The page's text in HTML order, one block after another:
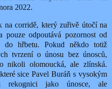
2022.
na corridě, který zuřivě útočí na
pouze odpoutává pozornost od
do hřbetu. Pokud někdo totiž
tvrzení o únosu bez únosců,
nikoli olomoucká, ale zlínská.
sice Pavel Buráň s vysokým
rekognici jako únosce, ale